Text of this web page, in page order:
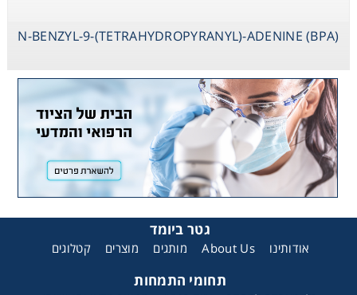
N-BENZYL-9-(TETRAHYDROPYRANYL)-ADENINE (BPA)
גטר ביומד
אודותינו About Us מותגים מוצרים קטלוגים
תחומי התמחות